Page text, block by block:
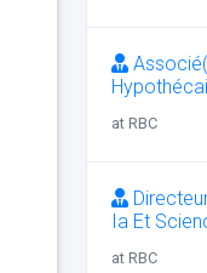
at RBC
Ia Et
at RBC